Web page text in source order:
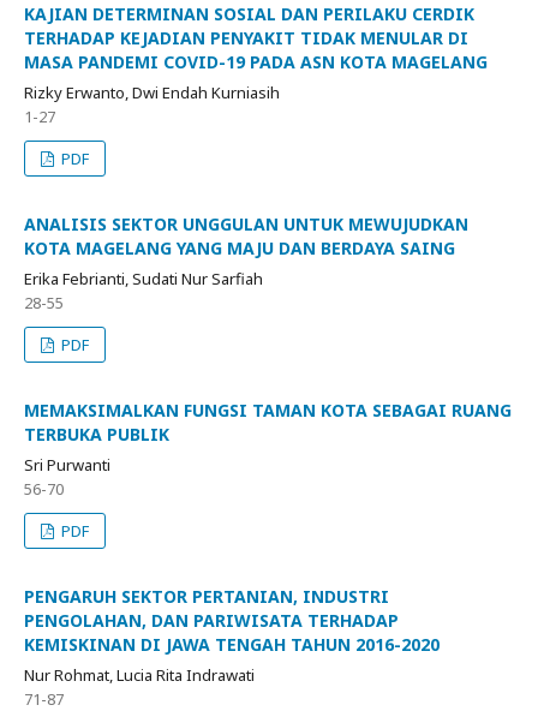
KAJIAN DETERMINAN SOSIAL DAN PERILAKU CERDIK
TERHADAP KEJADIAN PENYAKIT TIDAK MENULAR DI
MASA PANDEMI COVID-19 PADA ASN KOTA MAGELANG
Rizky Erwanto, Dwi Endah Kurniasih
1-27
PDF
ANALISIS SEKTOR UNGGULAN UNTUK MEWUJUDKAN
KOTA MAGELANG YANG MAJU DAN BERDAYA SAING
Erika Febrianti, Sudati Nur Sarfiah
28-55
PDF
MEMAKSIMALKAN FUNGSI TAMAN KOTA SEBAGAI RUANG
TERBUKA PUBLIK
Sri Purwanti
56-70
PDF
PENGARUH SEKTOR PERTANIAN, INDUSTRI
PENGOLAHAN, DAN PARIWISATA TERHADAP
KEMISKINAN DI JAWA TENGAH TAHUN 2016-2020
Nur Rohmat, Lucia Rita Indrawati
71-87